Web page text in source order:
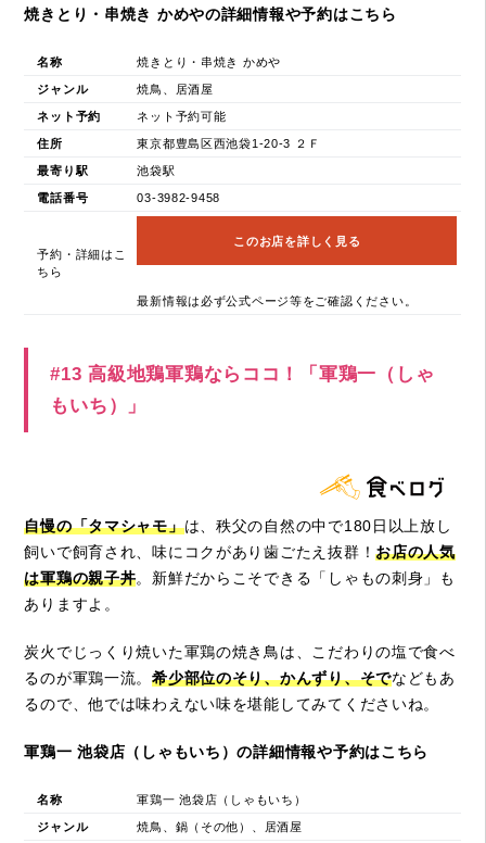
焼きとり・串焼き かめやの詳細情報や予約はこちら
名称 焼きとり・串焼き かめや
ジャンル 焼鳥、居酒屋
ネット予約 ネット予約可能
住所 東京都豊島区西池袋1-20-3 ２Ｆ
最寄り駅 池袋駅
電話番号 03-3982-9458
予約・詳細はこ
ちら
このお店を詳しく見る
最新情報は必ず公式ページ等をご確認ください。
#13 高級地鶏軍鶏ならココ！「軍鶏一（しゃ
もいち）」
自慢の「タマシャモ」は、秩父の自然の中で180日以上放し
飼いで飼育され、味にコクがあり歯ごたえ抜群！お店の人気
は軍鶏の親子丼。新鮮だからこそできる「しゃもの刺身」も
ありますよ。
炭火でじっくり焼いた軍鶏の焼き鳥は、こだわりの塩で食べ
るのが軍鶏一流。希少部位のそり、かんずり、そでなどもあ
るので、他では味わえない味を堪能してみてくださいね。
軍鶏一 池袋店（しゃもいち）の詳細情報や予約はこちら
名称 軍鶏一 池袋店（しゃもいち）
ジャンル 焼鳥、鍋（その他）、居酒屋